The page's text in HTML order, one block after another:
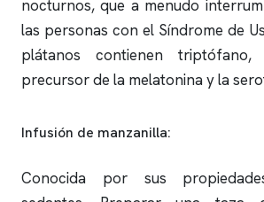
nocturnos, que a menudo
las personas con el Síndrome de
plátanos contienen triptófano,
precursor de la melatonina y la
Infusión de manzanilla:
Conocida por sus